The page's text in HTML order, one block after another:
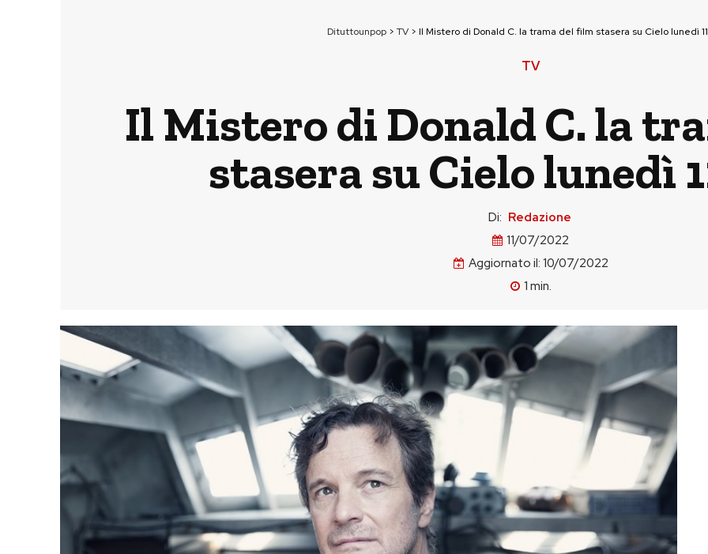
Dituttounpop> TV> Il Mistero di Donald C. la trama del film stasera su Cielo lunedì
TV
Il Mistero di Donald C. la
stasera su Cielo lunedì
Di: Redazione
11/07/2022
Aggiornato il: 10/07/2022
1 min.